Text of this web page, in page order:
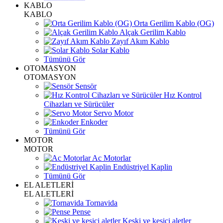
KABLO
KABLO
Orta Gerilim Kablo (OG)
Alçak Gerilim Kablo
Zayıf Akım Kablo
Solar Kablo
Tümünü Gör
OTOMASYON
OTOMASYON
Sensör
Hız Kontrol
Cihazları ve Sürücüler
Servo Motor
Enkoder
Tümünü Gör
MOTOR
MOTOR
Ac Motorlar
Endüstriyel Kaplin
Tümünü Gör
EL ALETLERİ
EL ALETLERİ
Tornavida
Pense
Keski ve kesici aletler